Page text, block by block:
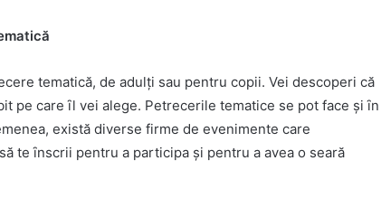
tematicӑ, de adulți sau pentru copii. Vei descoperi cӑ
pe care ȋl vei alege. Petrecerile tematice se pot face și ȋn
existӑ diverse firme de evenimente care
te ȋnscrii pentru a participa și pentru a avea o searӑ